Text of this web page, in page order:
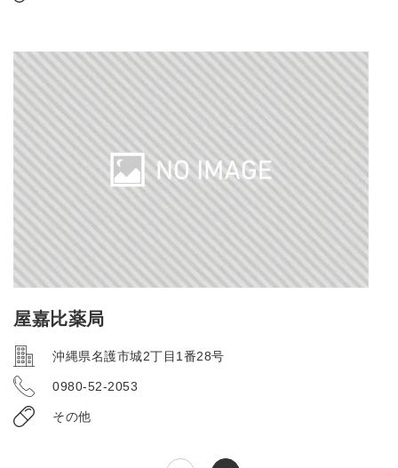
屋嘉比薬局
沖縄県名護市城2丁目1番28号
0980-52-2053
その他